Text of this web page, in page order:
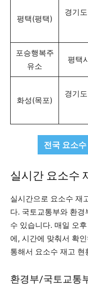
평택(평택)
경기
포승행복주
유소
평택
화성(목포)
경기
전국 요소
실시간 요소수
실시간으로 요소수 재
다. 국토교통부와 환
수 있습니다. 매일 오
에, 시간에 맞춰서 확
통해서 요소수 재고
환경부/국토교통